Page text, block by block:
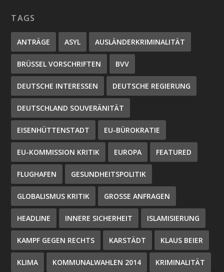
TAGS
ANTRÄGE ASYL AUSLÄNDERKRIMINALITÄT
BRÜSSEL VORSCHRIFTEN BVV
DEUTSCHE INTERESSEN DEUTSCHE REGIERUNG
DEUTSCHLAND SOUVERÄNITÄT
EISENHÜTTENSTADT EU-BÜROKRATIE
EU-KOMMISSION KRITIK EUROPA FEATURED
FLUGHAFEN GESUNDHEITSPOLITIK
GLOBALISMUS KRITIK GROSSE ANFRAGEN
HEADLINE INNERE SICHERHEIT ISLAMISIERUNG
KAMPF GEGEN RECHTS KARSTÄDT KLAUS BEIER
KLIMA KOMMUNALWAHLEN 2014 KRIMINALITÄT